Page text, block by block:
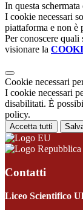
In questa
I cookie necessari
piattaforma e non è
Per conoscere
visionare la
Cookie necessari
I cookie necessari
disabilitati. È
policy.
Accetta tutti
Contatti
Liceo Scientifico